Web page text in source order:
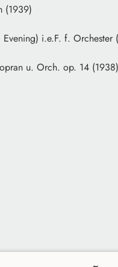
(1939)
Evening) i.e.F. f. Orchester
Orch. op. 14 (1938)